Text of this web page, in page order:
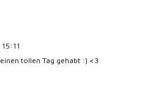
tollen Tag gehabt :) <3